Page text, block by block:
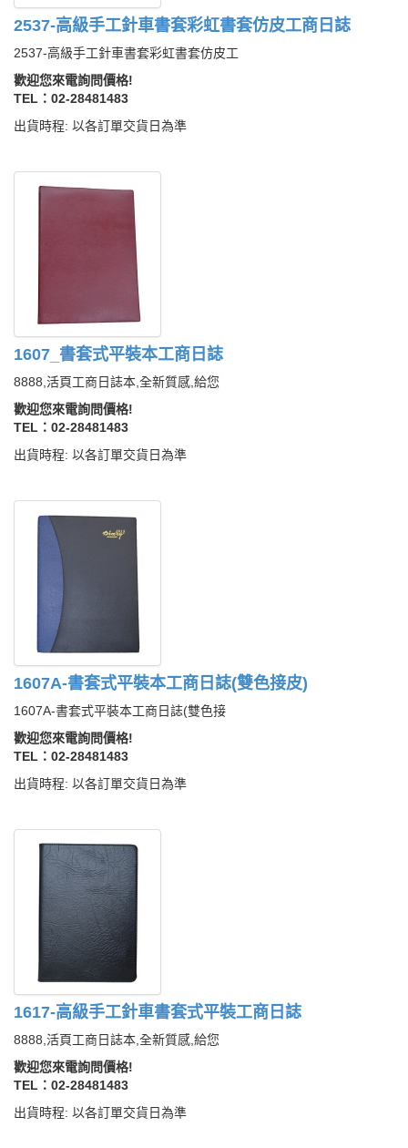
2537-高級手工針車書套彩虹書套仿皮工商日誌
2537-高級手工針車書套彩虹書套仿皮工
歡迎您來電詢問價格!
TEL：02-28481483
出貨時程: 以各訂單交貨日為準
1607_書套式平裝本工商日誌
8888,活頁工商日誌本,全新質感,給您
歡迎您來電詢問價格!
TEL：02-28481483
出貨時程: 以各訂單交貨日為準
1607A-書套式平裝本工商日誌(雙色接皮)
1607A-書套式平裝本工商日誌(雙色接
歡迎您來電詢問價格!
TEL：02-28481483
出貨時程: 以各訂單交貨日為準
1617-高級手工針車書套式平裝工商日誌
8888,活頁工商日誌本,全新質感,給您
歡迎您來電詢問價格!
TEL：02-28481483
出貨時程: 以各訂單交貨日為準